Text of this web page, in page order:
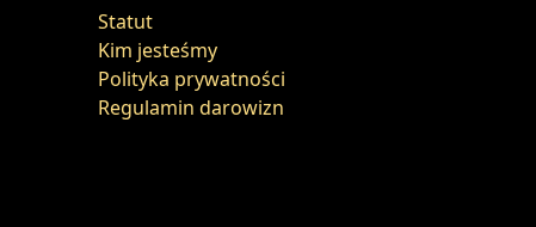
Statut
Kim jesteśmy
Polityka prywatności
Regulamin darowizn